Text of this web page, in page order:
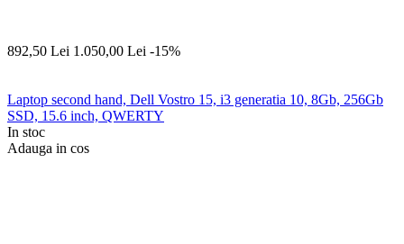
892,50 Lei 1.050,00 Lei -15%
Laptop second hand, Dell Vostro 15, i3 generatia 10, 8Gb, 256Gb
SSD, 15.6 inch, QWERTY
In stoc
Adauga in cos